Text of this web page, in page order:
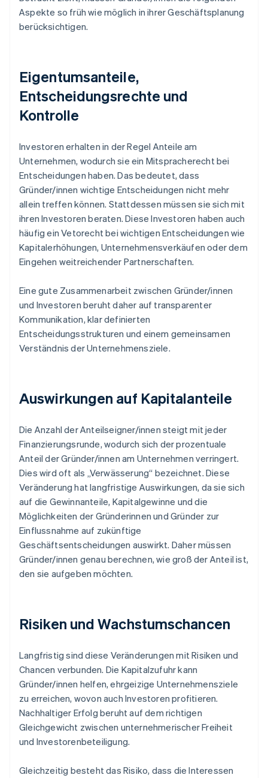
Aspekte so früh wie möglich in ihrer Geschäftsplanung
berücksichtigen.
Eigentumsanteile,
Entscheidungsrechte und
Kontrolle
Investoren erhalten in der Regel Anteile am
Unternehmen, wodurch sie ein Mitspracherecht bei
Entscheidungen haben. Das bedeutet, dass
Gründer/innen wichtige Entscheidungen nicht mehr
allein treffen können. Stattdessen müssen sie sich mit
ihren Investoren beraten. Diese Investoren haben auch
häufig ein Vetorecht bei wichtigen Entscheidungen wie
Kapitalerhöhungen, Unternehmensverkäufen oder dem
Eingehen weitreichender Partnerschaften.
Eine gute Zusammenarbeit zwischen Gründer/innen
und Investoren beruht daher auf transparenter
Kommunikation, klar definierten
Entscheidungsstrukturen und einem gemeinsamen
Verständnis der Unternehmensziele.
Auswirkungen auf Kapitalanteile
Die Anzahl der Anteilseigner/innen steigt mit jeder
Finanzierungsrunde, wodurch sich der prozentuale
Anteil der Gründer/innen am Unternehmen verringert.
Dies wird oft als „Verwässerung“ bezeichnet. Diese
Veränderung hat langfristige Auswirkungen, da sie sich
auf die Gewinnanteile, Kapitalgewinne und die
Möglichkeiten der Gründerinnen und Gründer zur
Einflussnahme auf zukünftige
Geschäftsentscheidungen auswirkt. Daher müssen
Gründer/innen genau berechnen, wie groß der Anteil ist,
den sie aufgeben möchten.
Risiken und Wachstumschancen
Langfristig sind diese Veränderungen mit Risiken und
Chancen verbunden. Die Kapitalzufuhr kann
Gründer/innen helfen, ehrgeizige Unternehmensziele
zu erreichen, wovon auch Investoren profitieren.
Nachhaltiger Erfolg beruht auf dem richtigen
Gleichgewicht zwischen unternehmerischer Freiheit
und Investorenbeteiligung.
Gleichzeitig besteht das Risiko, dass die Interessen